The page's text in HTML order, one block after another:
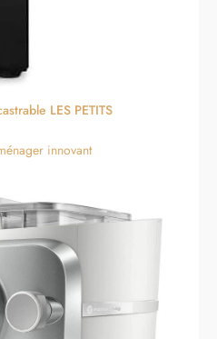
LES PETITS
innovant